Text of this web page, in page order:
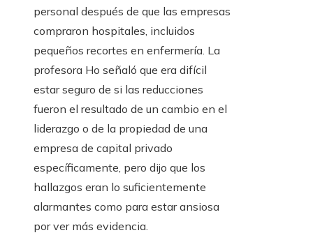
personal después de que las empresas
compraron hospitales, incluidos
pequeños recortes en enfermería. La
profesora Ho señaló que era difícil
estar seguro de si las reducciones
fueron el resultado de un cambio en el
liderazgo o de la propiedad de una
empresa de capital privado
específicamente, pero dijo que los
hallazgos eran lo suficientemente
alarmantes como para estar ansiosa
por ver más evidencia.